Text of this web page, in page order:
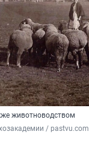
животноводством
/ pastvu.com